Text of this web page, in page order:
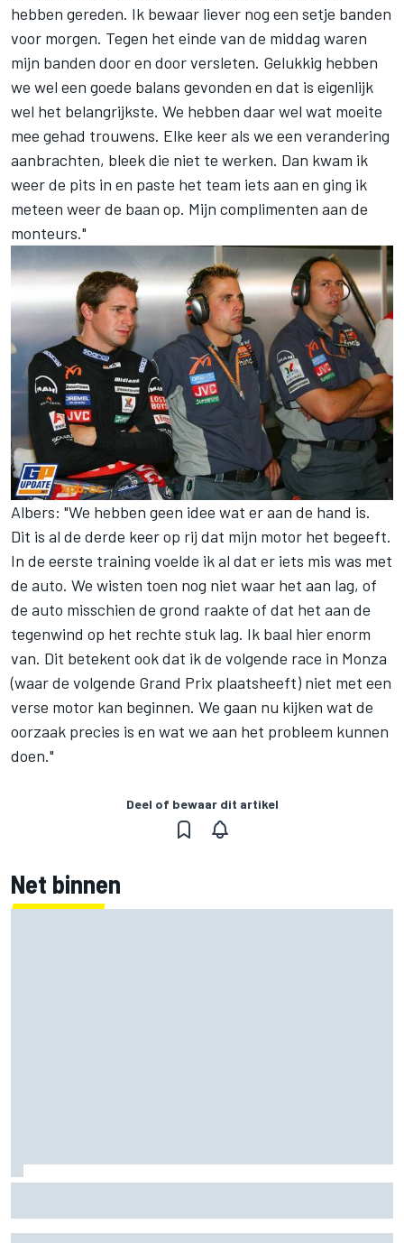
hebben gereden. Ik bewaar liever nog een setje banden
voor morgen. Tegen het einde van de middag waren
mijn banden door en door versleten. Gelukkig hebben
we wel een goede balans gevonden en dat is eigenlijk
wel het belangrijkste. We hebben daar wel wat moeite
mee gehad trouwens. Elke keer als we een verandering
aanbrachten, bleek die niet te werken. Dan kwam ik
weer de pits in en paste het team iets aan en ging ik
meteen weer de baan op. Mijn complimenten aan de
monteurs."
Albers: "We hebben geen idee wat er aan de hand is.
Dit is al de derde keer op rij dat mijn motor het begeeft.
In de eerste training voelde ik al dat er iets mis was met
de auto. We wisten toen nog niet waar het aan lag, of
de auto misschien de grond raakte of dat het aan de
tegenwind op het rechte stuk lag. Ik baal hier enorm
van. Dit betekent ook dat ik de volgende race in Monza
(waar de volgende Grand Prix plaatsheeft) niet met een
verse motor kan beginnen. We gaan nu kijken wat de
oorzaak precies is en wat we aan het probleem kunnen
doen."
Deel of bewaar dit artikel
Net binnen